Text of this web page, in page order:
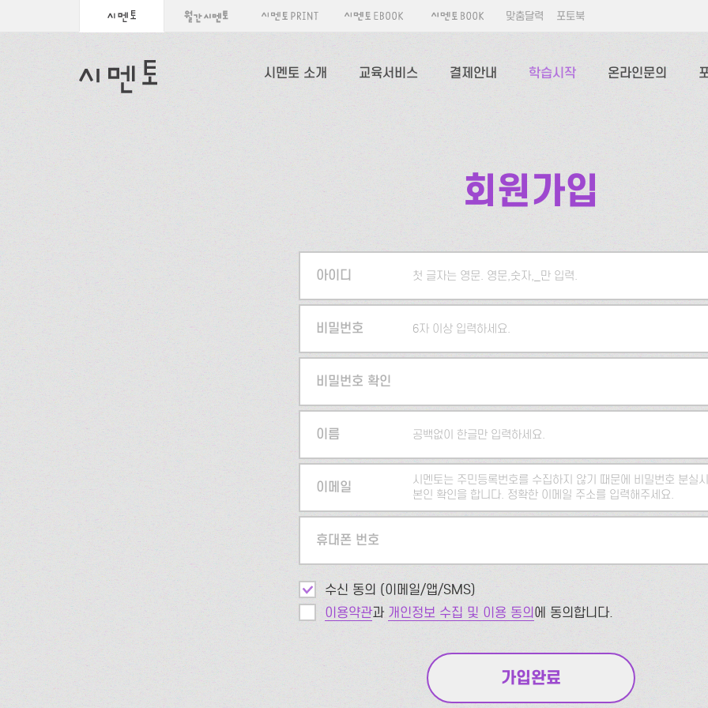
맞춤달력 포토북
시멘토 소개 교육서비스 결제안내 학습시작 온라인문의
회원가입
아이디 첫 글자는 영문. 영문,숫자,_만 입력.
5자 이상 입력하세요.
비밀번호 6자 이상 입력하세요.
비밀번호 확인
이름 공백없이 한글만 입력하세요.
이메일
시멘토는 주민등록번호를 수집하지 않기 때문에 비밀번호 분실
본인 확인을 합니다. 정확한 이메일 주소를 입력해주세요.
휴대폰 번호
수신 동의 (이메일/앱/SMS)
이용약관과 개인정보 수집 및 이용 동의에 동의합니다.